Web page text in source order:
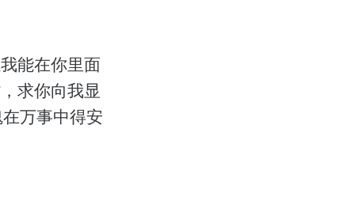
能在你里面
求你向我显
万事中得安